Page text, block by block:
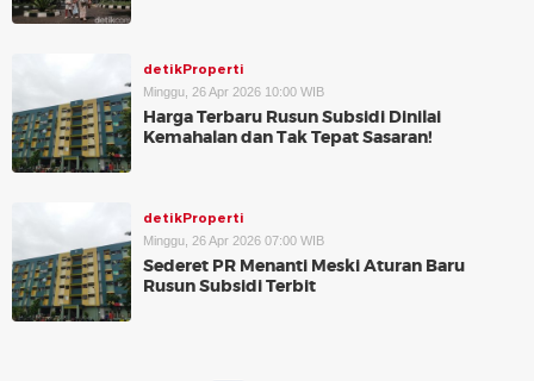
detikProperti
Minggu, 26 Apr 2026 10:00 WIB
Harga Terbaru Rusun Subsidi Dinilai
Kemahalan dan Tak Tepat Sasaran!
detikProperti
Minggu, 26 Apr 2026 07:00 WIB
Sederet PR Menanti Meski Aturan Baru
Rusun Subsidi Terbit